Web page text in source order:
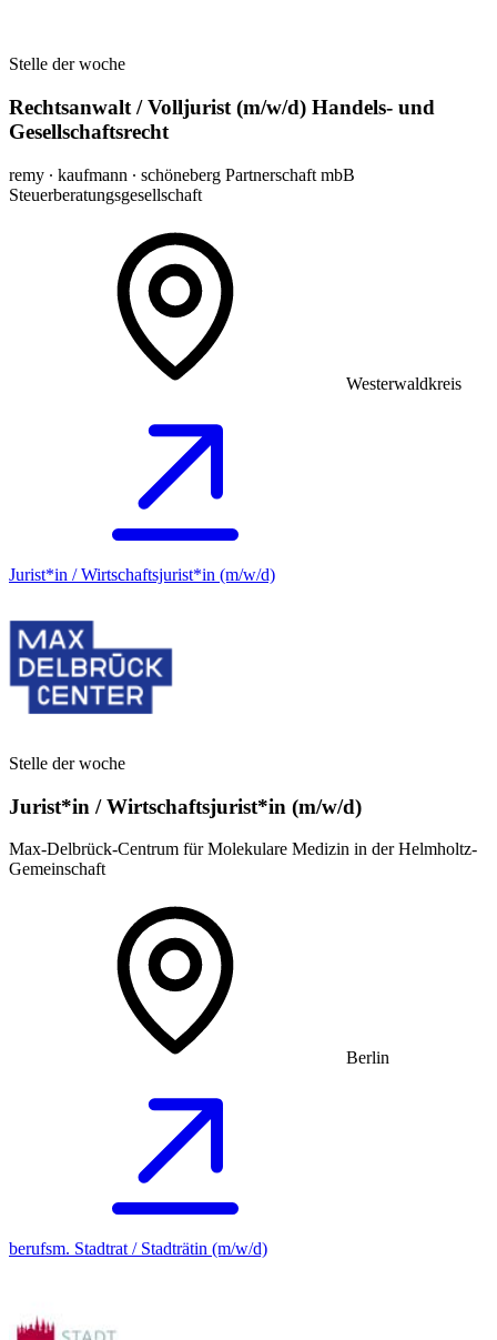
Stelle der woche
Rechtsanwalt / Volljurist (m/w/d) Handels- und
Gesellschaftsrecht
remy ∙ kaufmann ∙ schöneberg Partnerschaft mbB
Steuerberatungsgesellschaft
Westerwaldkreis
Jurist*in / Wirtschafts­jurist*in (m/w/d)
Stelle der woche
Jurist*in / Wirtschafts­jurist*in (m/w/d)
Max-Delbrück-Centrum für Molekulare Medizin in der Helmholtz-
Gemeinschaft
Berlin
berufsm. Stadtrat / Stadträtin (m/w/d)